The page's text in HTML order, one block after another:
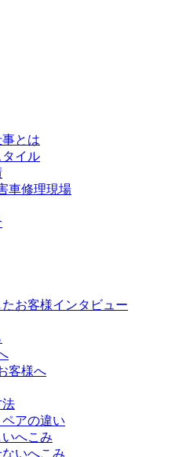
とは
イル
車修理現場
お客様インタビュー
客様へ
法
アの違い
へこみ
いへこみ